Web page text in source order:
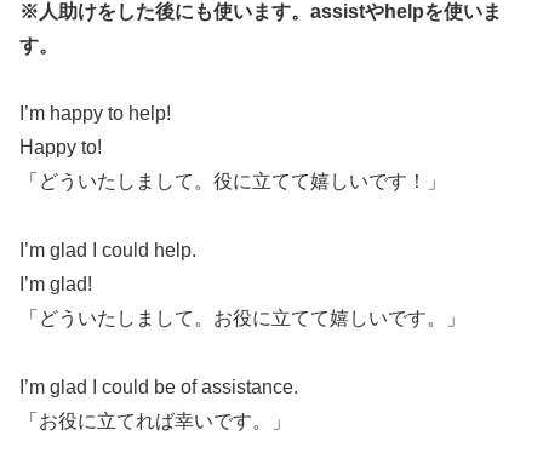
※人助けをした後にも使います。assistやhelpを使いま
す。
I’m happy to help!
Happy to!
「どういたしまして。役に立てて嬉しいです！」
I’m glad I could help.
I’m glad!
「どういたしまして。お役に立てて嬉しいです。」
I’m glad I could be of assistance.
「お役に立てれば幸いです。」